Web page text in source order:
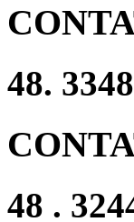
48.
48 .